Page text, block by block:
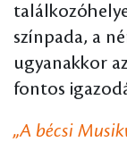
színpada, a
ugyanakkor
fontos
„A bécsi